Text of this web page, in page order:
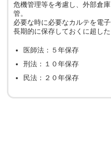
危機管理等を考慮し、外部倉
管。
必要な時に必要なカルテを電子
長期的に保存しておくに超した
医師法：５年保存
刑法：１０年保存
民法：２０年保存